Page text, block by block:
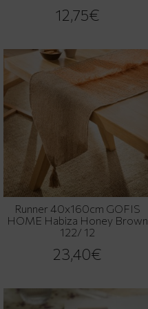
12,75€
Runner 40x160cm GOFIS
HOME Habiza Honey Brown
122/ 12
23,40€